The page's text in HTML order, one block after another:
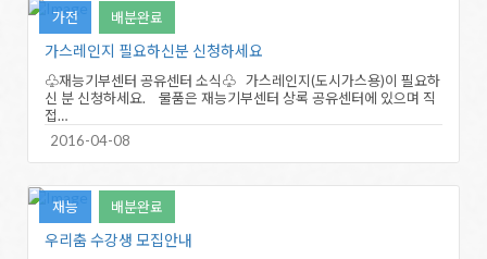
가전 배분완료
가스레인지 필요하신분 신청하세요
♧재능기부센터 공유센터 소식♧ 가스레인지(도시가스용)이 필요하
신 분 신청하세요. 물품은 재능기부센터 상록 공유센터에 있으며 직
접…
2016-04-08
재능 배분완료
우리춤 수강생 모집안내